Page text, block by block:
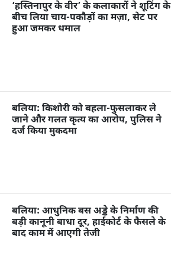
‘हस्तिनापुर के वीर’ के कलाकारों ने शूटिंग के
बीच लिया चाय-पकौड़ों का मज़ा, सेट पर
हुआ जमकर धमाल
बलिया: किशोरी को बहला-फुसलाकर ले
जाने और गलत कृत्य का आरोप, पुलिस ने
दर्ज किया मुकदमा
बलिया: आधुनिक बस अड्डे के निर्माण की
बड़ी कानूनी बाधा दूर, हाईकोर्ट के फैसले के
बाद काम में आएगी तेजी